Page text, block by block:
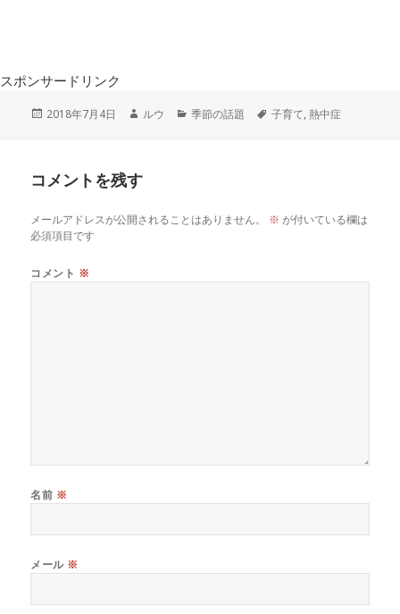
スポンサードリンク
投
2018年7月4日
作
ルウ
カ
季節の話題
タ
子育て,熱中症
コメントを残す
メールアドレスが公開されることはありません。 ※ が付いている欄は
必須項目です
コメント ※
名前 ※
メール ※